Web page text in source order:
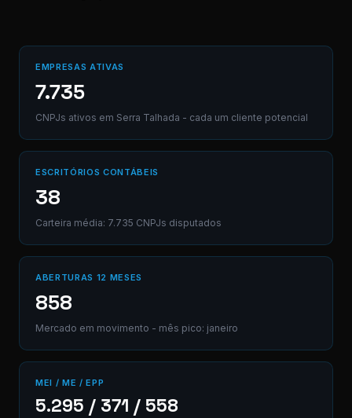
(Ctrl+Enter para
EMPRESAS ATIVAS
7.735
CNPJs ativos em Serra Talhada - cada um cliente potencial
ESCRITÓRIOS CONTÁBEIS
38
Carteira média: 7.735 CNPJs disputados
ABERTURAS 12 MESES
858
Mercado em movimento - mês pico: janeiro
MEI / ME / EPP
5.295 / 371 / 558